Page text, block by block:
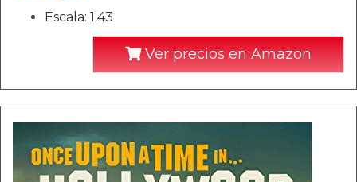
Escala: 1:43
Ver precios en Amazon